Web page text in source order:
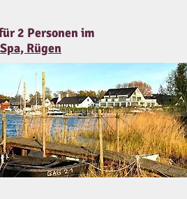
2 Personen im
Rügen